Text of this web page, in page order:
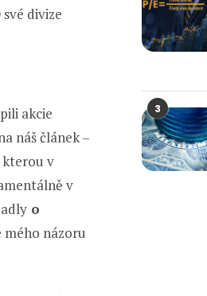
své divize
akcie
náš článek –
kterou v
v
o
názoru
3